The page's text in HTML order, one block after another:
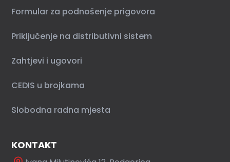
Formular za podnošenje prigovora
Priključenje na distributivni sistem
Zahtjevi i ugovori
CEDIS u brojkama
Slobodna radna mjesta
KONTAKT